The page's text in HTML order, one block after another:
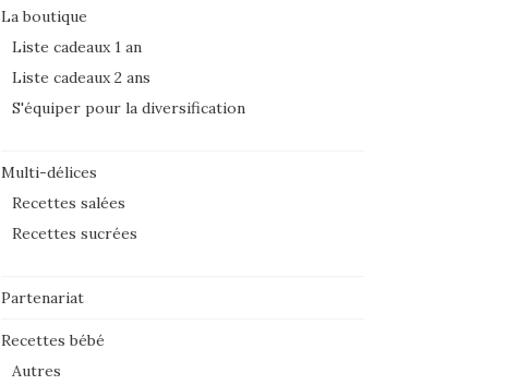
La boutique
Liste cadeaux 1 an
Liste cadeaux 2 ans
S'équiper pour la diversification
Multi-délices
Recettes salées
Recettes sucrées
Partenariat
Recettes bébé
Autres